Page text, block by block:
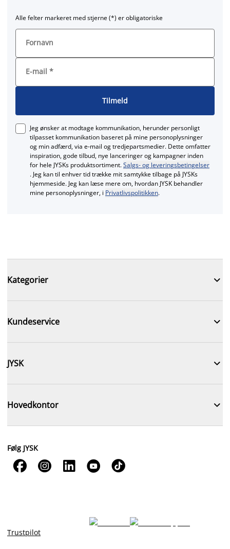
Alle felter markeret med stjerne (*) er obligatoriske
Fornavn
E-mail *
Tilmeld
Jeg ønsker at modtage kommunikation, herunder personligt
tilpasset kommunikation baseret på mine personoplysninger
og min adfærd, via e‑mail og tredjepartsmedier. Dette omfatter
inspiration, gode tilbud, nye lanceringer og kampagner inden
for hele JYSKs produktsortiment.Salgs- og leveringsbetingelser
. Jeg kan til enhver tid trække mit samtykke tilbage på JYSKs
hjemmeside. Jeg kan læse mere om, hvordan JYSK behandler
mine personoplysninger, i Privatlivspolitikken.
Kategorier 
Kundeservice 
JYSK 
Hovedkontor 
Følg JYSK
    
Trustpilot